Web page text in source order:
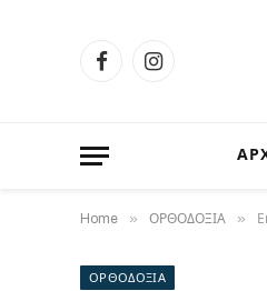
FacebookInstagram
Home » ΟΡΘΟΔΟΞΙΑ »
ΟΡΘΟΔΟΞΙΑ